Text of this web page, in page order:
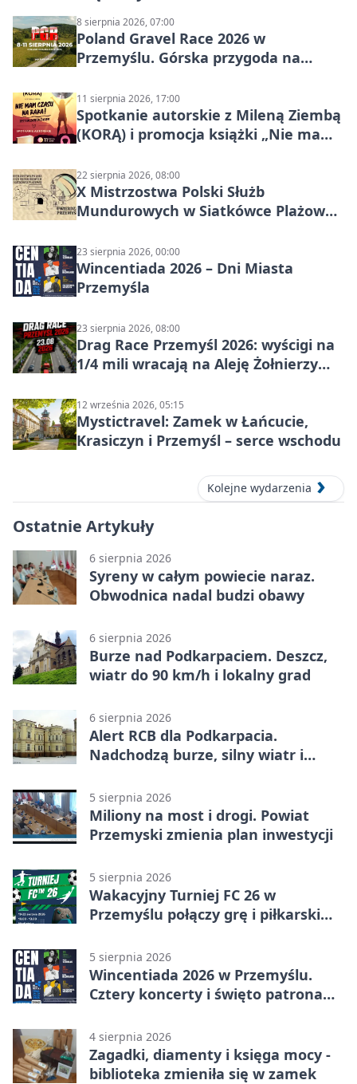
8 sierpnia 2026, 07:00
Poland Gravel Race 2026 w
Przemyślu. Górska przygoda na
11 sierpnia 2026, 17:00
Spotkanie autorskie z Mileną Ziembą
(KORĄ) i promocja książki „Nie mam
22 sierpnia 2026, 08:00
X Mistrzostwa Polski Służb
Mundurowych w Siatkówce Plażowej
23 sierpnia 2026, 00:00
Wincentiada 2026 – Dni Miasta
Przemyśla
23 sierpnia 2026, 08:00
Drag Race Przemyśl 2026: wyścigi na
1/4 mili wracają na Aleję Żołnierzy
12 września 2026, 05:15
Mystictravel: Zamek w Łańcucie,
Krasiczyn i Przemyśl – serce wschodu
Kolejne wydarzenia
Ostatnie Artykuły
6 sierpnia 2026
Syreny w całym powiecie naraz.
Obwodnica nadal budzi obawy
6 sierpnia 2026
Burze nad Podkarpaciem. Deszcz,
wiatr do 90 km/h i lokalny grad
6 sierpnia 2026
Alert RCB dla Podkarpacia.
Nadchodzą burze, silny wiatr i
5 sierpnia 2026
Miliony na most i drogi. Powiat
Przemyski zmienia plan inwestycji
5 sierpnia 2026
Wakacyjny Turniej FC 26 w
Przemyślu połączy grę i piłkarski
5 sierpnia 2026
Wincentiada 2026 w Przemyślu.
Cztery koncerty i święto patrona
4 sierpnia 2026
Zagadki, diamenty i księga mocy -
biblioteka zmieniła się w zamek